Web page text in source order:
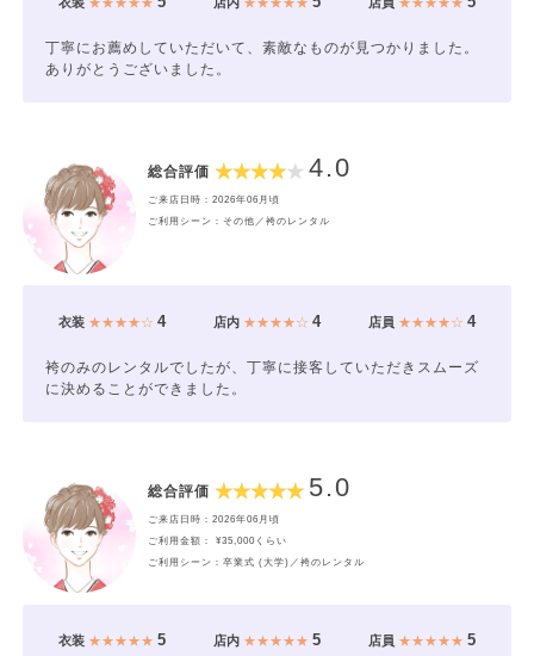
丁寧にお薦めしていただいて、素敵なものが見つかりました。
ありがとうございました。
総合評価 4.0
ご来店日時：2026年06月頃
ご利用シーン：その他／袴のレンタル
衣装★★★★☆ 4 店内★★★★☆ 4 店員 ★★★★☆4
袴のみのレンタルでしたが、丁寧に接客していただきスムーズ
に決めることができました。
総合評価 5.0
ご来店日時：2026年06月頃
ご利用金額： ¥35,000くらい
ご利用シーン：卒業式 (大学)／袴のレンタル
衣装★★★★★ 5 店内★★★★★ 5 店員 ★★★★★5